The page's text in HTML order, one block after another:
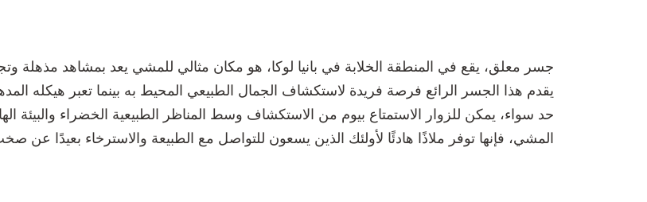
يقدم هذا الجسر الرائع فرصة فريدة لاستكشاف الجمال الطبيعي المحيط به بينما تعبر هيكله
حد سواء، يمكن للزوار الاستمتاع بيوم من الاستكشاف وسط المناظر الطبيعية الخضراء والبيئة
المشي، فإنها توفر ملاذًا هادئًا لأولئك الذين يسعون للتواصل مع الطبيعة والاسترخاء بعيدًا عن